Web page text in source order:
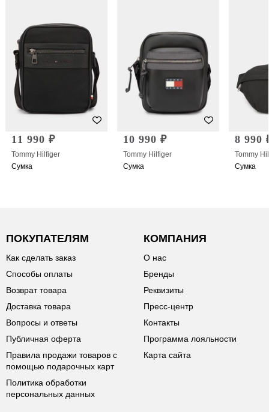
11 990 ₽
Tommy Hilfiger
Сумка
10 990 ₽
Tommy Hilfiger
Сумка
8 990
Tommy
Сумка
ПОКУПАТЕЛЯМ
Как сделать заказ
Способы оплаты
Возврат товара
Доставка товара
Вопросы и ответы
Публичная оферта
Правила продажи товаров с
помощью подарочных карт
Политика обработки
персональных данных
КОМПАНИЯ
О нас
Бренды
Реквизиты
Пресс-центр
Контакты
Программа лояльности
Карта сайта